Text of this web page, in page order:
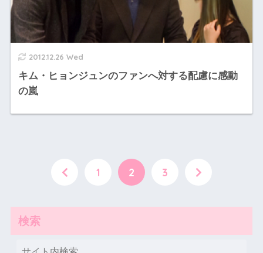
2012.12.26 Wed
キム・ヒョンジュンのファンへ対する配慮に感動
の嵐
1 2 3
検索